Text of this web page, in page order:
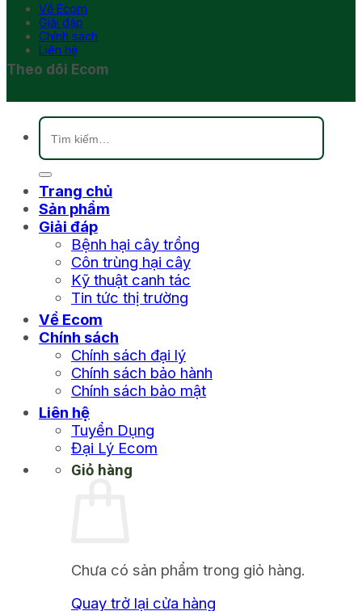
Về Ecom
Giải đáp
Chính sách
Liên hệ
Theo dõi Ecom
Tìm
kiếm:
Trang chủ
Sản phẩm
Giải đáp
Bệnh hại cây trồng
Côn trùng hại cây
Kỹ thuật canh tác
Tin tức thị trường
Về Ecom
Chính sách
Chính sách đại lý
Chính sách bảo hành
Chính sách bảo mật
Liên hệ
Tuyển Dụng
Đại Lý Ecom
Giỏ hàng
Chưa có sản phẩm trong giỏ hàng.
Quay trở lại cửa hàng